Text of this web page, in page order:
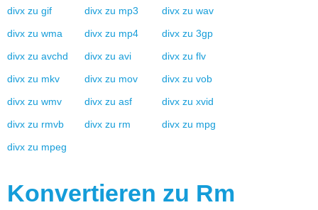
divx zu gif divx zu mp3 divx zu wav
divx zu wma divx zu mp4 divx zu 3gp
divx zu avchd divx zu avi divx zu flv
divx zu mkv divx zu mov divx zu vob
divx zu wmv divx zu asf divx zu xvid
divx zu rmvb divx zu rm divx zu mpg
divx zu mpeg
Konvertieren zu Rm